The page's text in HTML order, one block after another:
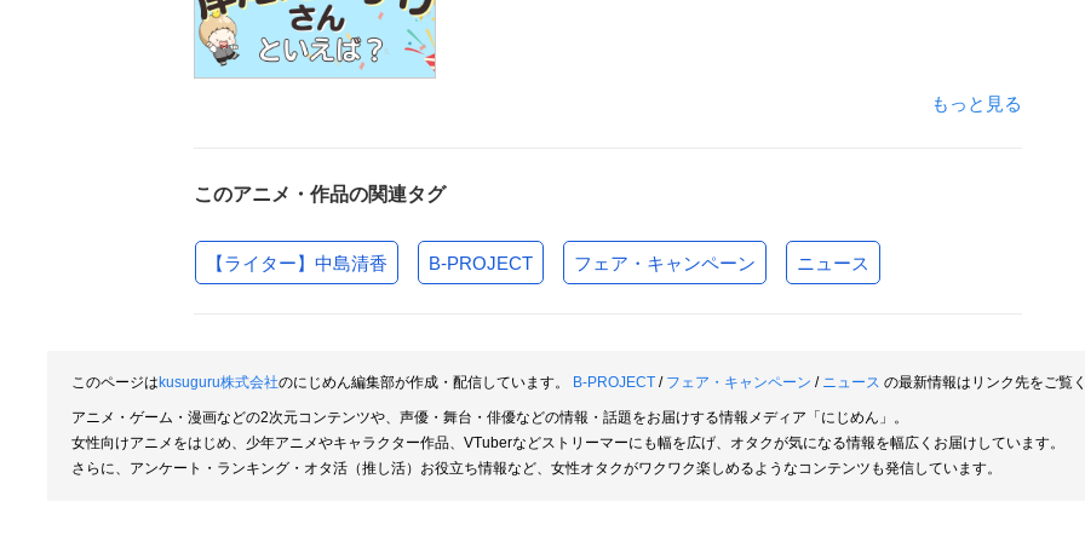
もっと見る
このアニメ・作品の関連タグ
【ライター】中島清香 B-PROJECT フェア・キャンペーン ニュース
このページは kusuguru株式会社のにじめん編集部が作成・配信しています。 B-PROJECT/ フェア・キャンペーン / ニュース の最新情報はリンク先をご覧く
アニメ・ゲーム・漫画などの2次元コンテンツや、声優・舞台・俳優などの情報・話題をお届けする情報メディア「にじめん」。
女性向けアニメをはじめ、少年アニメやキャラクター作品、VTuberなどストリーマーにも幅を広げ、オタクが気になる情報を幅広くお届けしています。
さらに、アンケート・ランキング・オタ活（推し活）お役立ち情報など、女性オタクがワクワク楽しめるようなコンテンツも発信しています。